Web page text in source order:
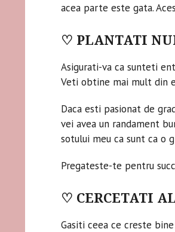
acea parte este gata.
♡ PLANTATI
Asigurati-va ca sunteti
Veti obtine mai mult din
Daca esti pasionat de
vei avea un randament
sotului meu ca sunt ca o
Pregateste-te pentru
♡ CERCETATI
Gasiti ceea ce creste